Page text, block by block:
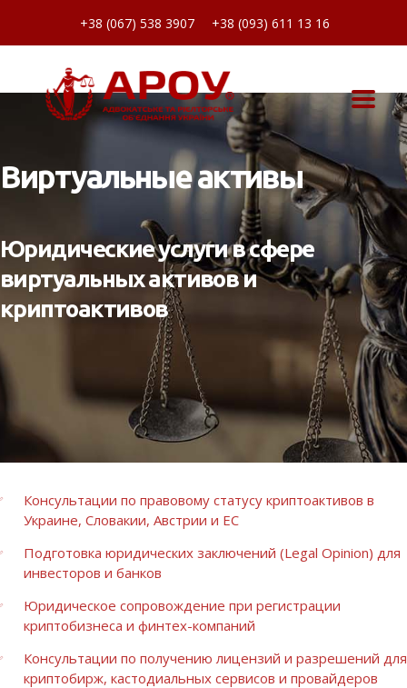
+38 (067) 538 3907 +38 (093) 611 13 16
Виртуальные активы
Юридические услуги в сфере
виртуальных активов и
криптоактивов
Консультации по правовому статусу криптоактивов в
Украине, Словакии, Австрии и ЕС
Подготовка юридических заключений (Legal Opinion) для
инвесторов и банков
Юридическое сопровождение при регистрации
криптобизнеса и финтех-компаний
Консультации по получению лицензий и разрешений для
криптобирж, кастодиальных сервисов и провайдеров